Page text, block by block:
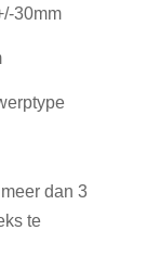
30mm
dan 3
te